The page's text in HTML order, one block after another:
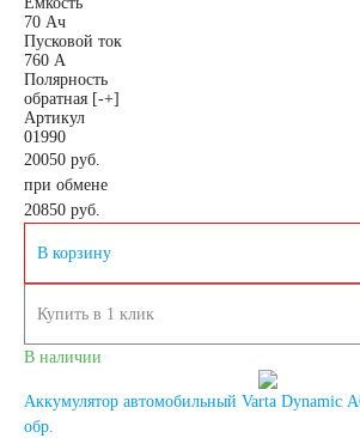
Аккумуляторы для
70 Ач
Пусковой ток
760 А
Полярность
обратная [-+]
Артикул
01990
20050 руб.
при обмене
20850 руб.
В корзину
Купить в 1 клик
В наличии
Аккумулятор автомобильный Varta Dynamic
обр.